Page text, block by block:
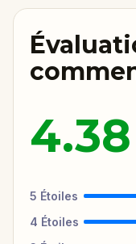
4.38
5 Étoiles
4 Étoiles